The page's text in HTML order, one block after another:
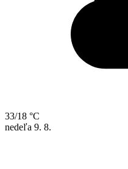
33/18 °C
nedeľa 9. 8.